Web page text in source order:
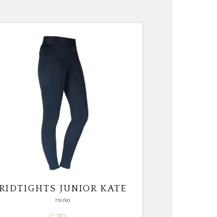
RIDTIGHTS JUNIOR KATE
Horka